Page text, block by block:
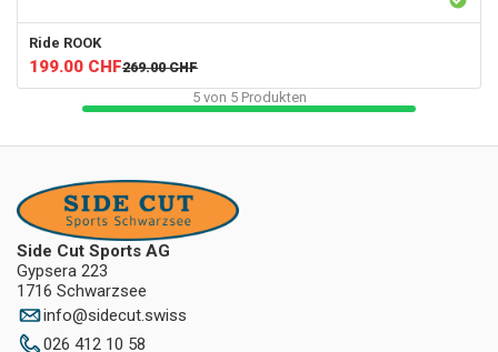
Ride ROOK
199.00 CHF269.00 CHF
5von 5Produkten
Side Cut Sports AG
Gypsera 223
1716 Schwarzsee
info@sidecut.swiss
026 412 10 58